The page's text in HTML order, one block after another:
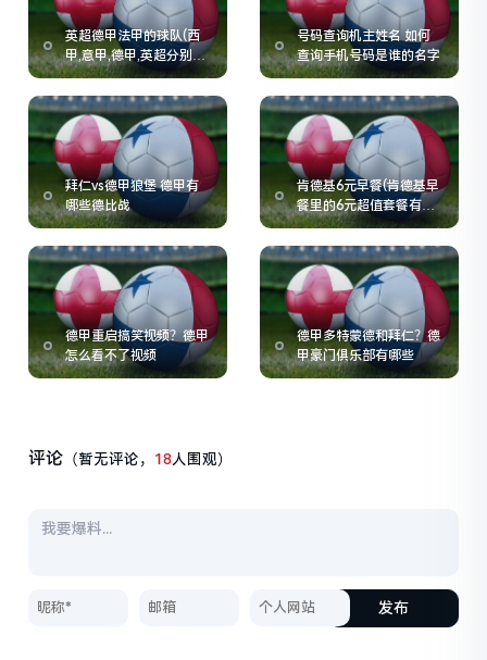
英超德甲法甲的球队(西
甲,意甲,德甲,英超分别有
哪些球队)
号码查询机主姓名 如何
查询手机号码是谁的名字
拜仁vs德甲狼堡 德甲有
哪些德比战
肯德基6元早餐(肯德基早
餐里的6元超值套餐有什
么全国都有吗)
德甲重启搞笑视频？德甲
怎么看不了视频
德甲多特蒙德和拜仁？德
甲豪门俱乐部有哪些
评论 （暂无评论， 18人围观）
发布